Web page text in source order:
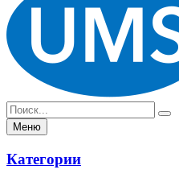
Меню
Категории